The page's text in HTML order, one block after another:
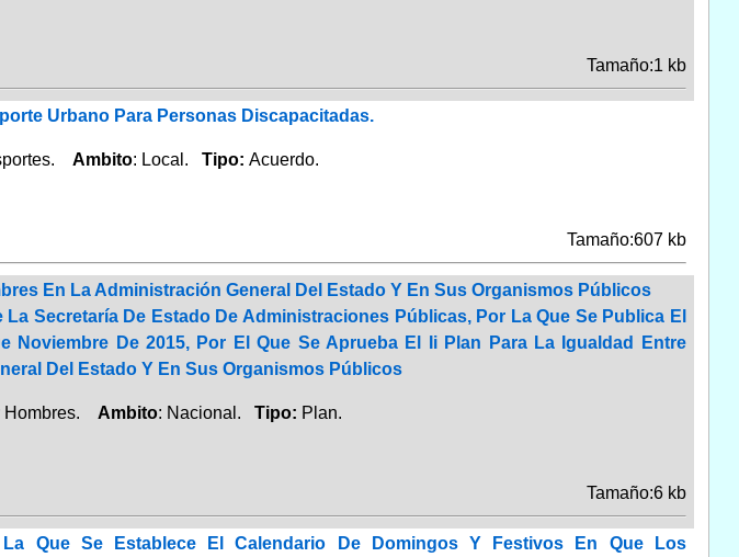
Tamaño:1 kb
Urbano Para Personas Discapacitadas.
Ambito: Local. Tipo: Acuerdo.
Tamaño:607 kb
En La Administración General Del Estado Y En Sus Organismos Públicos
Secretaría De Estado De Administraciones Públicas, Por La Que Se Publica El
Noviembre De 2015, Por El Que Se Aprueba El Ii Plan Para La Igualdad Entre
Del Estado Y En Sus Organismos Públicos
Hombres. Ambito: Nacional. Tipo: Plan.
Tamaño:6 kb
Que Se Establece El Calendario De Domingos Y Festivos En Que Los